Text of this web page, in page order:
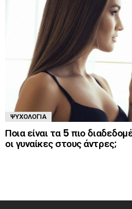
ΨΥΧΟΛΟΓΊΑ
Ποια είναι τα 5 πιο
οι γυναίκες στους άντρες;